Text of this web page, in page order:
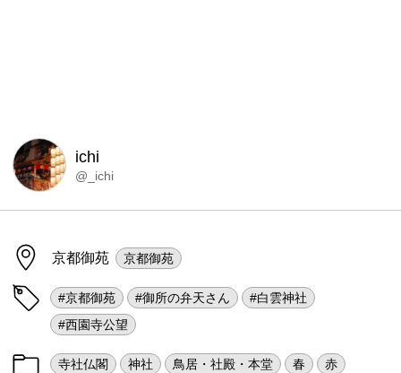
ichi
@_ichi
京都御苑 京都御苑
#京都御苑 #御所の弁天さん
#白雲神社
#西園寺公望
寺社仏閣 神社 鳥居・社殿・本堂 春
赤